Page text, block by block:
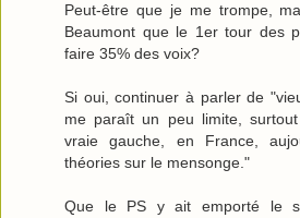
Peut-être que je me trompe,
Beaumont que le 1er tour des
faire 35% des voix?
Si oui, continuer à parler de
me paraît un peu limite,
vraie gauche, en France,
théories sur le mensonge."
Que le PS y ait emporté le